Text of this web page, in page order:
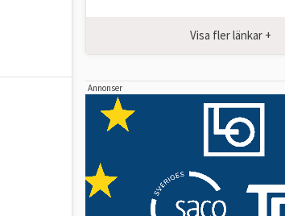
Visa fler länkar +
Annonser